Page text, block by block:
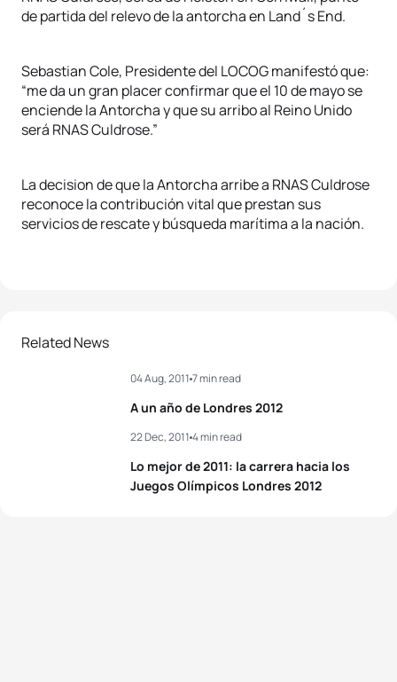
de partida del relevo de la antorcha en Land´s End.
Sebastian Cole, Presidente del LOCOG manifestó que:
“me da un gran placer confirmar que el 10 de mayo se
enciende la Antorcha y que su arribo al Reino Unido
será RNAS Culdrose.”
La decision de que la Antorcha arribe a RNAS Culdrose
reconoce la contribución vital que prestan sus
servicios de rescate y búsqueda marítima a la nación.
Related News
A un año de Londres 2012
04 Aug, 2011 7 min read
Lo mejor de 2011: la carrera hacia los
Juegos Olímpicos Londres 2012
22 Dec, 2011 4 min read